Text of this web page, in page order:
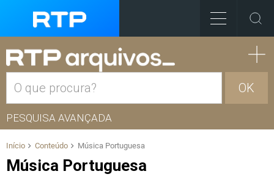
OK
PESQUISA AVANÇADA
Início Conteúdo Música Portuguesa
Música Portuguesa